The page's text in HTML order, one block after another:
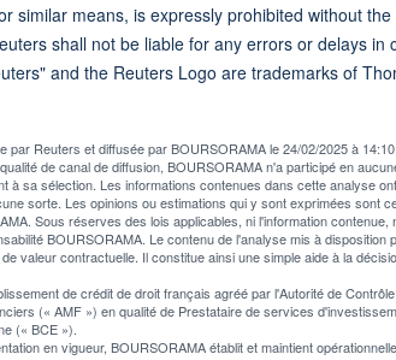
similar means, is expressly prohibited without
shall not be liable for any errors or delays in
and the Reuters Logo are trademarks of
par Reuters et diffusée par BOURSORAMA le 24/02/2025 à
de canal de diffusion, BOURSORAMA n'a participé en
à sa sélection. Les informations contenues dans cette analyse
sorte. Les opinions ou estimations qui y sont exprimées sont
Sous réserves des lois applicables, ni l'information
BOURSORAMA. Le contenu de l'analyse mis à disposition
valeur contractuelle. Il constitue ainsi une simple aide à la
de crédit de droit français agréé par l'Autorité de
(« AMF ») en qualité de Prestataire de services
(« BCE »).
en vigueur, BOURSORAMA établit et maintient